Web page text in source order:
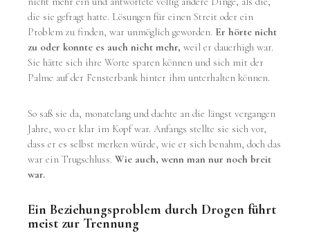
die sie gefragt hatte. Lösungen für einen Streit oder ein
Problem zu finden, war unmöglich geworden. Er hörte nicht
zu oder konnte es auch nicht mehr, weil er dauerhigh war.
Sie hätte sich ihre Worte sparen können und sich mit der
Palme auf der Fensterbank hinter ihm unterhalten können.
So saß sie da, monatelang und dachte an die längst vergangen
Jahre, wo er klar im Kopf war. Anfangs stellte sie sich vor,
dass er es selbst merken würde, wie er sich benahm, doch das
war ein Trugschluss.Wie auch, wenn man nur noch breit
war.
Ein Beziehungsproblem durch Drogen führt
meist zur Trennung